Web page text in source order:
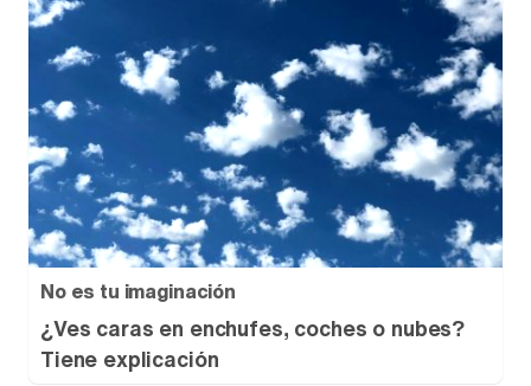
No es tu imaginación
¿Ves caras en enchufes, coches o nubes?
Tiene explicación